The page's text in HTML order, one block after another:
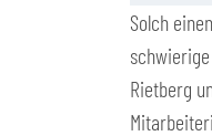
Solch
Rietberg